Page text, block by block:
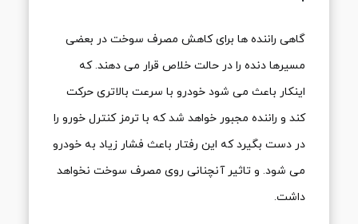
گاهی راننده ها برای کاهش مصرف سوخت در بعضی
مسیرها دنده را در حالت خلاص قرار می دهند. که
اینکار باعث می شود خودرو با سرعت بالاتری حرکت
کند و راننده مجبور خواهد شد که با ترمز کنترل خورو را
در دست بگیرد که این رفتار باعث فشار زیاد به خودرو
می شود. و تاثیر آنچنانی روی مصرف سوخت نخواهد
داشت.